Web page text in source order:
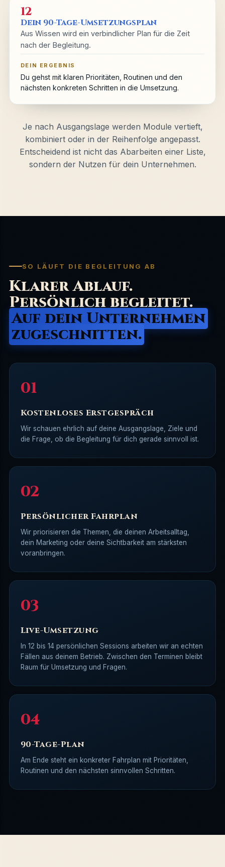
12
Dein 90-Tage-Umsetzungsplan
Aus Wissen wird ein verbindlicher Plan für die Zeit
nach der Begleitung.
DEIN ERGEBNIS
Du gehst mit klaren Prioritäten, Routinen und den
nächsten konkreten Schritten in die Umsetzung.
Je nach Ausgangslage werden Module vertieft,
kombiniert oder in der Reihenfolge angepasst.
Entscheidend ist nicht das Abarbeiten einer Liste,
sondern der Nutzen für dein Unternehmen.
SO LÄUFT DIE BEGLEITUNG AB
Klarer Ablauf.
Persönlich begleitet.
Auf dein Unternehmen
zugeschnitten.
Kostenloses Erstgespräch
Wir schauen ehrlich auf deine Ausgangslage, Ziele und
die Frage, ob die Begleitung für dich gerade sinnvoll ist.
Persönlicher Fahrplan
Wir priorisieren die Themen, die deinen Arbeitsalltag,
dein Marketing oder deine Sichtbarkeit am stärksten
voranbringen.
Live-Umsetzung
In 12 bis 14 persönlichen Sessions arbeiten wir an echten
Fällen aus deinem Betrieb. Zwischen den Terminen bleibt
Raum für Umsetzung und Fragen.
90-Tage-Plan
Am Ende steht ein konkreter Fahrplan mit Prioritäten,
Routinen und den nächsten sinnvollen Schritten.